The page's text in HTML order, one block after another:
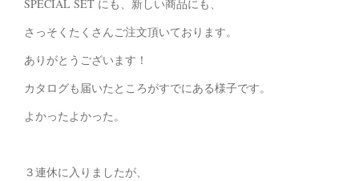
SPECIAL SET にも、新しい商品にも、
さっそくたくさんご注文頂いております。
ありがとうございます！
カタログも届いたところがすでにある様子です。
よかったよかった。
３連休に入りましたが、